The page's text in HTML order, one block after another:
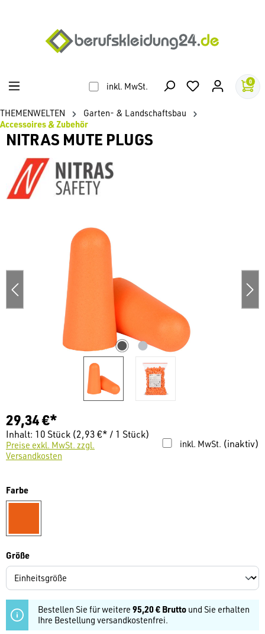
inkl. MwSt. 0
THEMENWELTEN
Garten- & Landschaftsbau
Accessoires & Zubehör
NITRAS MUTE PLUGS
Bildergalerie überspringen
29,34 €*
Inhalt: 10 Stück (2,93 €* / 1 Stück)
inkl. MwSt. (inaktiv)
Preise exkl. MwSt. zzgl.
Versandkosten
Farbeauswählen
Größeauswählen
Bestellen Sie für weitere 95,20 € Brutto und Sie erhalten
Ihre Bestellung versandkostenfrei.